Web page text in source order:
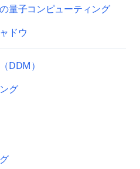
量子コンピューティング
ドウ
DDM）
グ